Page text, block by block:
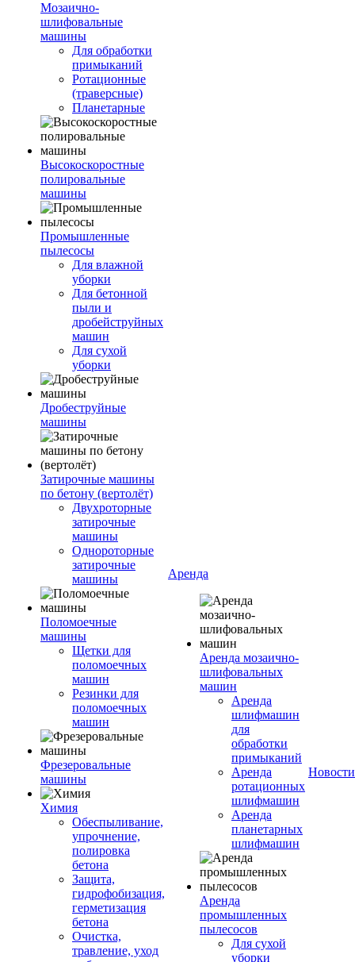
Мозаично-
шлифовальные
машины
Для обработки
примыканий
Ротационные
(траверсные)
Планетарные
Высокоскоростные
полировальные
машины
Промышленные
пылесосы
Для влажной
уборки
Для бетонной
пыли и
дробейструйных
машин
Для сухой
уборки
Дробеструйные
машины
Затирочные машины
по бетону (вертолёт)
Двухроторные
затирочные
машины
Однороторные
затирочные
машины
Поломоечные
машины
Щетки для
поломоечных
машин
Резинки для
поломоечных
машин
Фрезеровальные
машины
Химия
Обеспыливание,
упрочнение,
полировка
бетона
Защита,
гидрофобизация,
герметизация
бетона
Очистка,
травление, уход
Аренда
Аренда мозаично-
шлифовальных
машин
Аренда
шлифмашин
для
обработки
примыканий
Аренда
ротационных
шлифмашин
Аренда
планетарных
шлифмашин
Аренда
промышленных
пылесосов
Для сухой
уборки
Новости